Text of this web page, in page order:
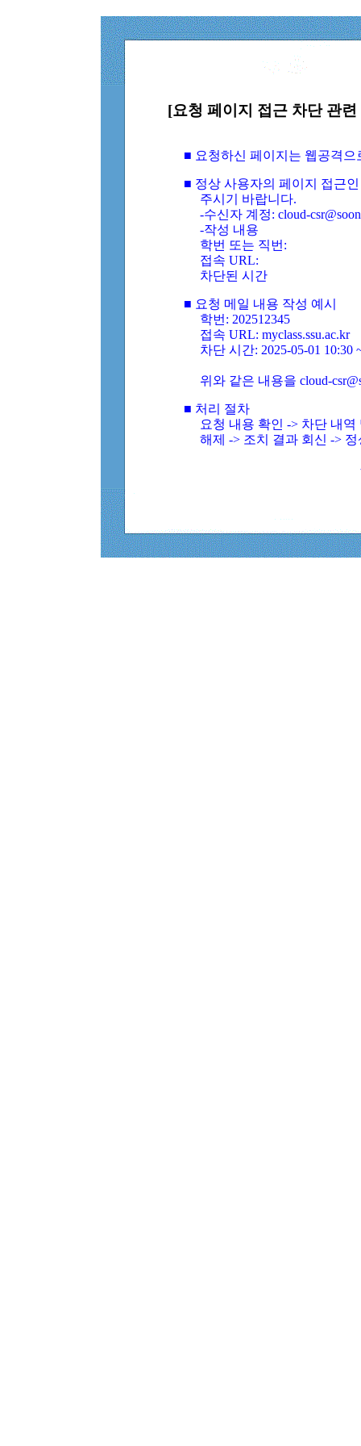
[요청 페이지 접근 차단 관
■ 요청하신 페이지는 웹공격
■ 정상 사용자의 페이지 접근
주시기 바랍니다.
-수신자 계정: cloud-
-작성 내용
학번 또는 직번:
접속 URL:
차단된 시간
■ 요청 메일 내용 작성 예시
학번: 202512345
접속 URL: myclass.ssu.ac.kr
차단 시간: 2025-05-01 10:30
위와 같은 내용을 cloud-
■ 처리 절차
요청 내용 확인 -> 차단 내
해제 -> 조치 결과 회신 ->